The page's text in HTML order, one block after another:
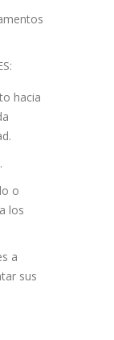
hacia
o
los
a
sus